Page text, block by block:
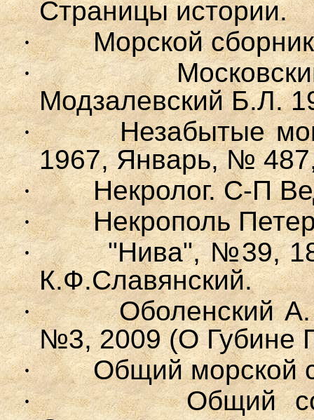
Страницы истории.
·
Морской
·
Модзалевский Б.Л.
·
Незабытые
1967, Январь, №
·
Некролог. С-П
·
Некрополь
·
"Нива", №39,
К.Ф.Славянский.
·
Оболенский
№3, 2009 (О Губине
·
Общий морской
·
Общий